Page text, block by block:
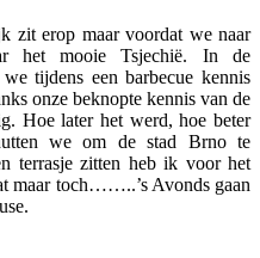
zit erop maar voordat we naar
het mooie Tsjechië. In de
tijdens een barbecue kennis
onze beknopte kennis van de
Hoe later het werd, hoe beter
we om de stad Brno te
terrasje zitten heb ik voor het
maar toch……..’s Avonds gaan